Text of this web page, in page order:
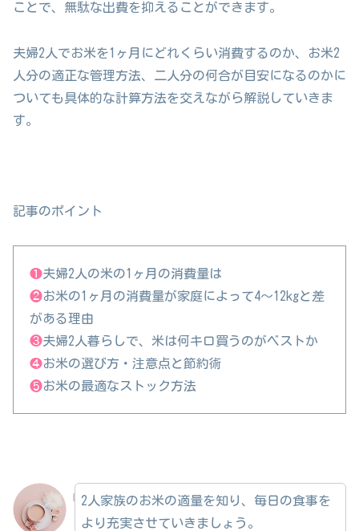
ことで、無駄な出費を抑えることができます。
夫婦2人でお米を1ヶ月にどれくらい消費するのか、お米2
人分の適正な管理方法、二人分の何合が目安になるのかに
ついても具体的な計算方法を交えながら解説していきま
す。
記事のポイント
❶夫婦2人の米の1ヶ月の消費量は
❷お米の1ヶ月の消費量が家庭によって4〜12kgと差
がある理由
❸夫婦2人暮らしで、米は何キロ買うのがベストか
❹お米の選び方・注意点と節約術
❺お米の最適なストック方法
2人家族のお米の適量を知り、毎日の食事を
より充実させていきましょう。